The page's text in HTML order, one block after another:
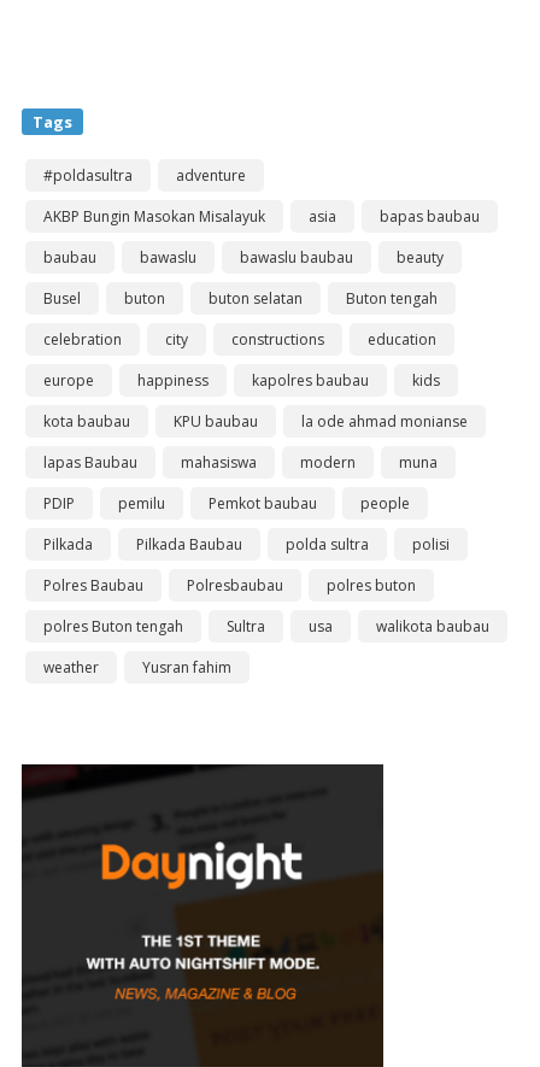
Tags
#poldasultra
adventure
AKBP Bungin Masokan Misalayuk
asia
bapas baubau
baubau
bawaslu bawaslu baubau
beauty
Busel
buton buton selatan
Buton tengah
celebration
city constructions
education
europe
happiness kapolres baubau
kids
kota baubau
KPU baubau
la ode ahmad monianse
lapas Baubau
mahasiswa modern
muna
PDIP
pemilu Pemkot baubau
people
Pilkada
Pilkada Baubau polda sultra
polisi
Polres Baubau
Polresbaubau
polres buton
polres Buton tengah
Sultra usa
walikota baubau
weather
Yusran fahim